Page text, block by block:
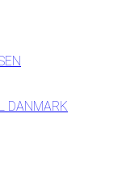
DANMARK